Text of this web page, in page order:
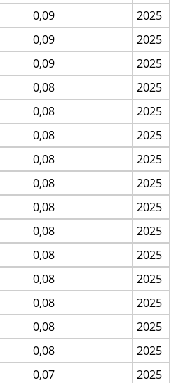
0,09
2025
0,09
2025
0,09
2025
0,08
2025
0,08
2025
0,08
2025
0,08
2025
0,08
2025
0,08
2025
0,08
2025
0,08
2025
0,08
2025
0,08
2025
0,08
2025
0,08
2025
0,07
2025